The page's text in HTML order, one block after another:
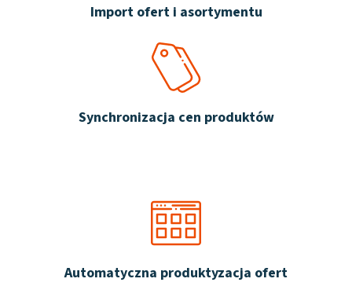
Import ofert i asortymentu
Synchronizacja cen produktów
Automatyczna produktyzacja ofert